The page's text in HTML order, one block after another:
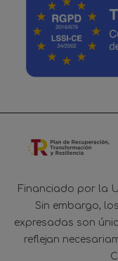
Financiado por la
Sin embargo,
expresadas son
reflejan